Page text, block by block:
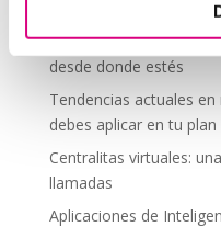
Telefonía virtual para
desde donde estés
Tendencias actuales
debes aplicar en tu
Centralitas virtuales:
llamadas
Aplicaciones de